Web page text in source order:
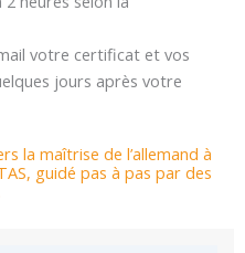
votre certificat et vos
jours après votre
la maîtrise de l’allemand à
guidé pas à pas par des